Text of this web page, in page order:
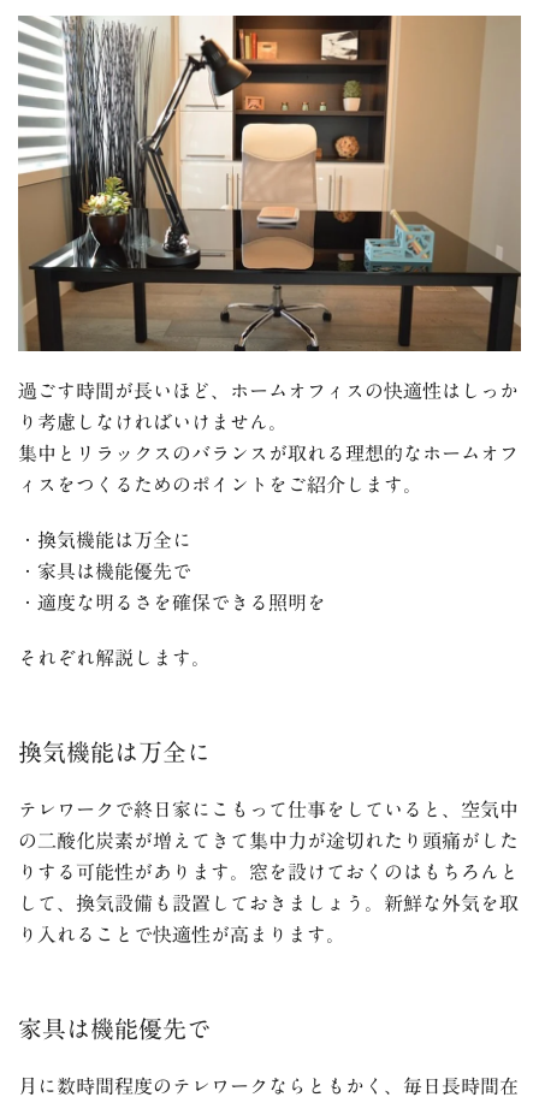
過ごす時間が長いほど、ホームオフィスの快適性はしっか
り考慮しなければいけません。
集中とリラックスのバランスが取れる理想的なホームオフ
ィスをつくるためのポイントをご紹介します。
・換気機能は万全に
・家具は機能優先で
・適度な明るさを確保できる照明を
それぞれ解説します。
換気機能は万全に
テレワークで終日家にこもって仕事をしていると、空気中
の二酸化炭素が増えてきて集中力が途切れたり頭痛がした
りする可能性があります。窓を設けておくのはもちろんと
して、換気設備も設置しておきましょう。新鮮な外気を取
り入れることで快適性が高まります。
家具は機能優先で
月に数時間程度のテレワークならともかく、毎日長時間在